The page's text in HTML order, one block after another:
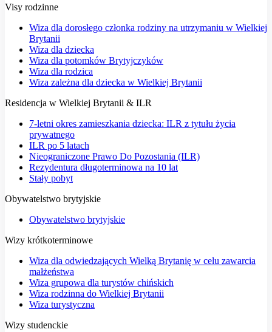
Visy rodzinne
Wiza dla dorosłego członka rodziny na utrzymaniu w Wielkiej
Brytanii
Wiza dla dziecka
Wiza dla potomków Brytyjczyków
Wiza dla rodzica
Wiza zależna dla dziecka w Wielkiej Brytanii
Residencja w Wielkiej Brytanii & ILR
7-letni okres zamieszkania dziecka: ILR z tytułu życia
prywatnego
ILR po 5 latach
Nieograniczone Prawo Do Pozostania (ILR)
Rezydentura długoterminowa na 10 lat
Stały pobyt
Obywatelstwo brytyjskie
Obywatelstwo brytyjskie
Wizy krótkoterminowe
Wiza dla odwiedzających Wielką Brytanię w celu zawarcia
małżeństwa
Wiza grupowa dla turystów chińskich
Wiza rodzinna do Wielkiej Brytanii
Wiza turystyczna
Wizy studenckie